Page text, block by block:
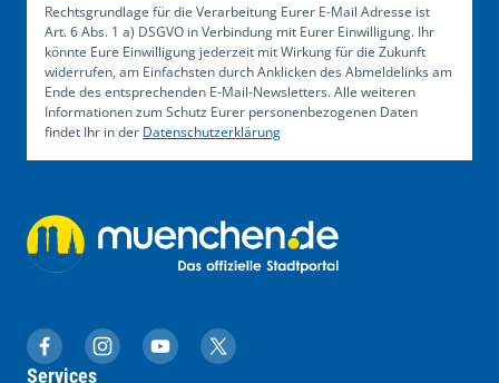
Rechtsgrundlage für die Verarbeitung Eurer E-Mail Adresse ist
Art. 6 Abs. 1 a) DSGVO in Verbindung mit Eurer Einwilligung. Ihr
könnte Eure Einwilligung jederzeit mit Wirkung für die Zukunft
widerrufen, am Einfachsten durch Anklicken des Abmeldelinks am
Ende des entsprechenden E-Mail-Newsletters. Alle weiteren
Informationen zum Schutz Eurer personenbezogenen Daten
findet Ihr in der Datenschutzerklärung
muenchen.de auf Facebook
muenchen.de auf Instagram
muenchen.de auf YouTube
muenchen.de auf X
Services